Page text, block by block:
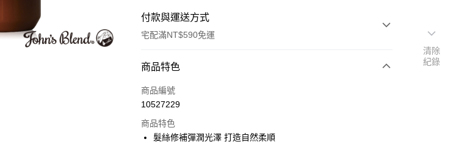
付款與運送方式
宅配滿NT$590免運
付款方式
POYA支付
LINE Pay
商品特色
商品編號
10527229
商品特色
髮絲修補彈潤光澤 打造自然柔順
清除
紀錄